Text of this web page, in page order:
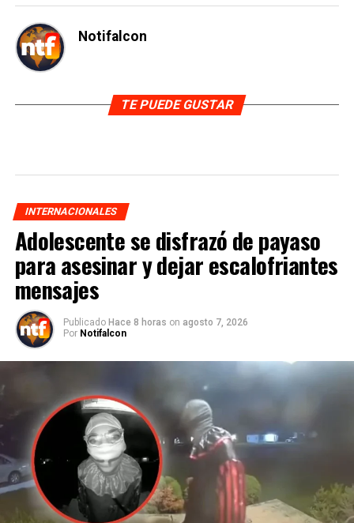
Notifalcon
TE PUEDE GUSTAR
INTERNACIONALES
Adolescente se disfrazó de payaso
para asesinar y dejar escalofriantes
mensajes
Publicado Hace 8 horas on agosto 7, 2026
Por Notifalcon